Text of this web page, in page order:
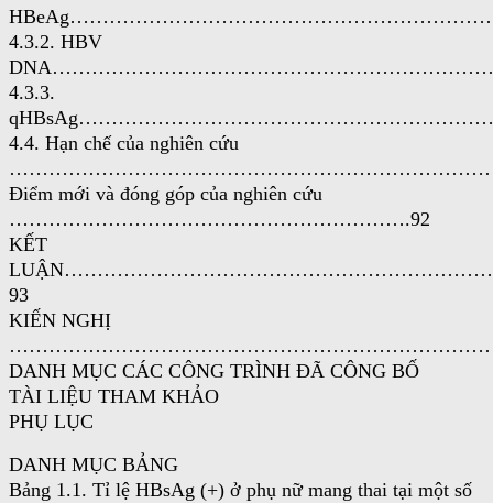
4.3.2. HBV
4.3.3.
4.4. Hạn chế của nghiên cứu
Điểm mới và đóng góp của nghiên cứu
…………………………………………………….92
KẾT
93
KIẾN NGHỊ
DANH MỤC CÁC CÔNG TRÌNH ĐÃ CÔNG BỐ
TÀI LIỆU THAM KHẢO
PHỤ LỤC
DANH MỤC BẢNG
Bảng 1.1. Tỉ lệ HBsAg (+) ở phụ nữ mang thai tại một số